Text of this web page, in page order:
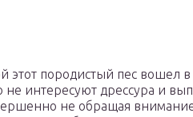
этот породистый пес вошел
интересуют дрессура и
не обращая